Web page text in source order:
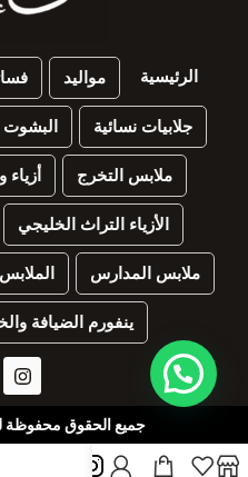
الرئيسية مواليد
جلابيات نسائية البشوت
ملابس التخرج
الأزياء التراث الخليجي
ملابس المدارس
ينفورم الضيافة
جميع الحقوق محفوظة